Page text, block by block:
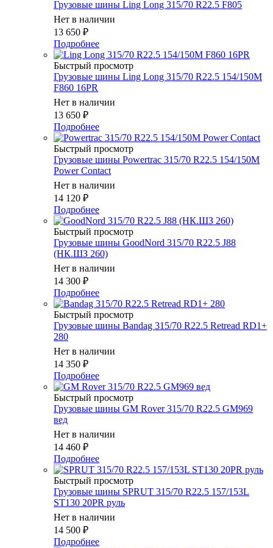
Грузовые шины Ling Long 315/70 R22.5 F805
Нет в наличии
13 650 ₽
Подробнее
Быстрый просмотр
Грузовые шины Ling Long 315/70 R22.5 154/150M
F860 16PR
Нет в наличии
13 650 ₽
Подробнее
Быстрый просмотр
Грузовые шины Powertrac 315/70 R22.5 154/150M
Power Contact
Нет в наличии
14 120 ₽
Подробнее
Быстрый просмотр
Грузовые шины GoodNord 315/70 R22.5 J88
(НК.ШЗ 260)
Нет в наличии
14 300 ₽
Подробнее
Быстрый просмотр
Грузовые шины Bandag 315/70 R22.5 Retread RD1+
280
Нет в наличии
14 350 ₽
Подробнее
Быстрый просмотр
Грузовые шины GM Rover 315/70 R22.5 GM969
вед
Нет в наличии
14 460 ₽
Подробнее
Быстрый просмотр
Грузовые шины SPRUT 315/70 R22.5 157/153L
ST130 20PR руль
Нет в наличии
14 500 ₽
Подробнее